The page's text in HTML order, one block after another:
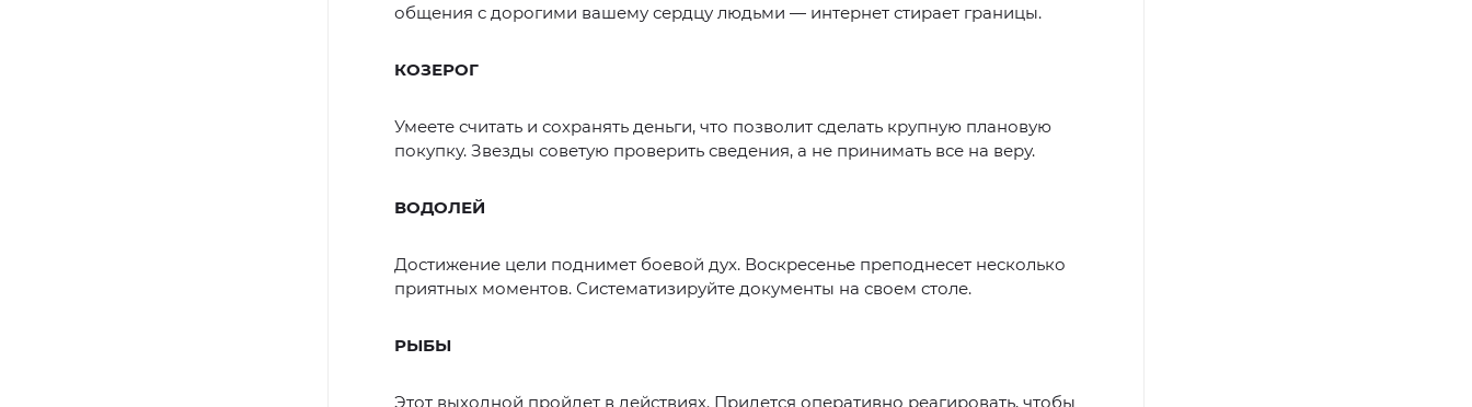
общения с дорогими вашему сердцу людьми — интернет стирает границы.
КОЗЕРОГ
Умеете считать и сохранять деньги, что позволит сделать крупную плановую
покупку. Звезды советую проверить сведения, а не принимать все на веру.
ВОДОЛЕЙ
Достижение цели поднимет боевой дух. Воскресенье преподнесет несколько
приятных моментов. Систематизируйте документы на своем столе.
РЫБЫ
Этот выходной пройдет в действиях. Придется оперативно реагировать, чтобы